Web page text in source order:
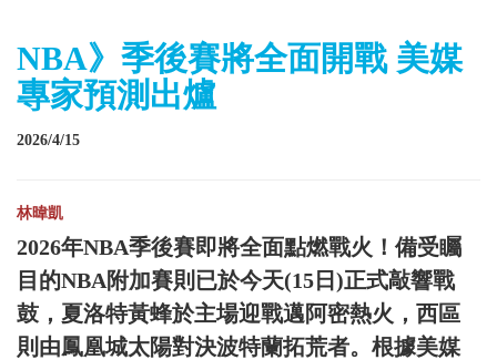
NBA》季後賽將全面開戰 美媒
專家預測出爐
2026/4/15
林暐凱
2026年NBA季後賽即將全面點燃戰火！備受矚
目的NBA附加賽則已於今天(15日)正式敲響戰
鼓，夏洛特黃蜂於主場迎戰邁阿密熱火，西區
則由鳳凰城太陽對決波特蘭拓荒者。根據美媒